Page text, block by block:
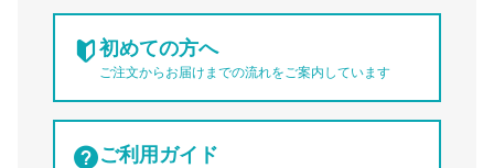
初めての方へ
ご注文からお届けまでの流れをご案内しています
ご利用ガイド